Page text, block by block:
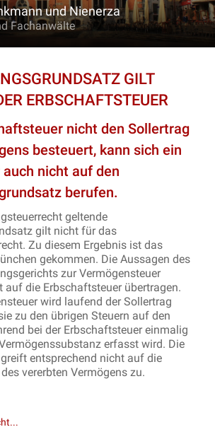
und Nienerza
Fachanwälte
GILT
ERBSCHAFTSTEUER
nicht den Sollertrag
besteuert, kann sich ein
nicht auf den
berufen.
geltende
gilt nicht für das
Zu diesem Ergebnis ist das
gekommen. Die Aussagen des
zur Vermögensteuer
auf die Erbschaftsteuer übertragen.
wird laufend der Sollertrag
zu den übrigen Steuern auf den
bei der Erbschaftsteuer einmalig
erfasst wird. Die
entsprechend nicht auf die
vererbten Vermögens zu.